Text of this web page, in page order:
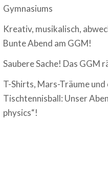
Gymnasiums
Kreativ, musikalisch,
Bunte Abend am GGM!
Saubere Sache! Das GGM
T-Shirts, Mars-Träume
Tischtennisball: Unser
physics“!